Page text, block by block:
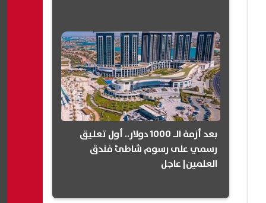
بعد أزمة الـ 1000 دولار.. أول تعليق
رسمي على رسوم شاطئ فندق
العلمين| عاجل